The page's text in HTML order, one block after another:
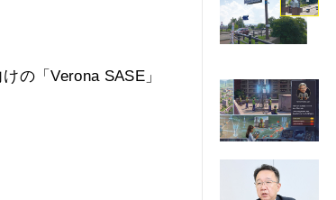
の「Verona SASE」